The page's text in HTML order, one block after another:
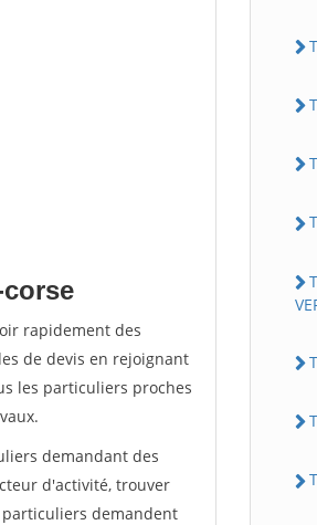
rapidement des
de devis en rejoignant
les particuliers proches
demandant des
d'activité, trouver
demandent